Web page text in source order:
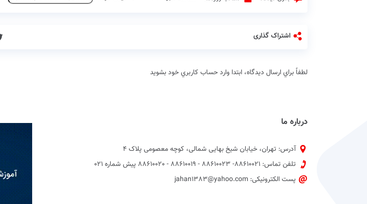
اشتراک گذاری
لطفاً براي ارسال دیدگاه، ابتدا وارد حساب كاربري خود بشويد
درباره ما
آدرس: تهران، خیابان شیخ بهایی شمالی، کوچه معصومی پلاک 4
تلفن تماس: 88610021- 88610023 - 88610019 - 88610020 پیش شماره 021
پست الکترونیکی: jahan1383@yahoo.com